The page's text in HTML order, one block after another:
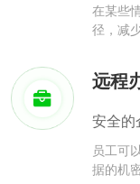
在某些
径，减
远程
安全的
员工可
据的机